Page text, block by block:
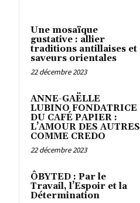
Une mosaïque
gustative : allier
traditions antillaises et
saveurs orientales
22 décembre 2023
ANNE-GAËLLE
LUBINO FONDATRICE
DU CAFÉ PAPIER :
L’AMOUR DES AUTRES
COMME CREDO
22 décembre 2023
ÔBYTED : Par le
Travail, l’Espoir et la
Détermination